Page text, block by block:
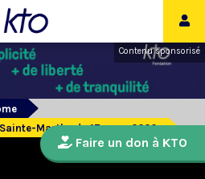
Contenu sponsorisé
Marthe du 17 mars 2020
Faire un don à KTO